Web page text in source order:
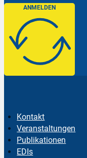
ANMELDEN
Kontakt
Veranstaltungen
Publikationen
EDIs